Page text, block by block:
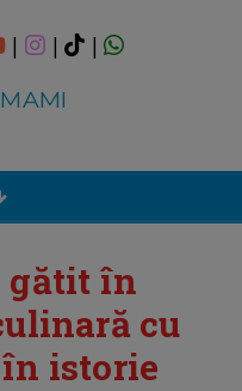
| |
|
gătit în
cu
istorie